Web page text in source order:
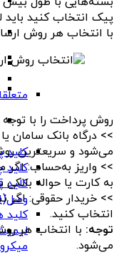
کلید
کلید
کلید
کلید
پیک انتخاب کنید باید
با انتخاب هر روش
روش پرداخت را با
>> درگاه بانک سامان
می‌شود و سریعترین
>> واریز به‌حساب: اگر
به کارت یا حواله
>> خریدار حقوقی: اگر
انتخاب کنید.
توجه: با انتخاب هر
می‌شود.